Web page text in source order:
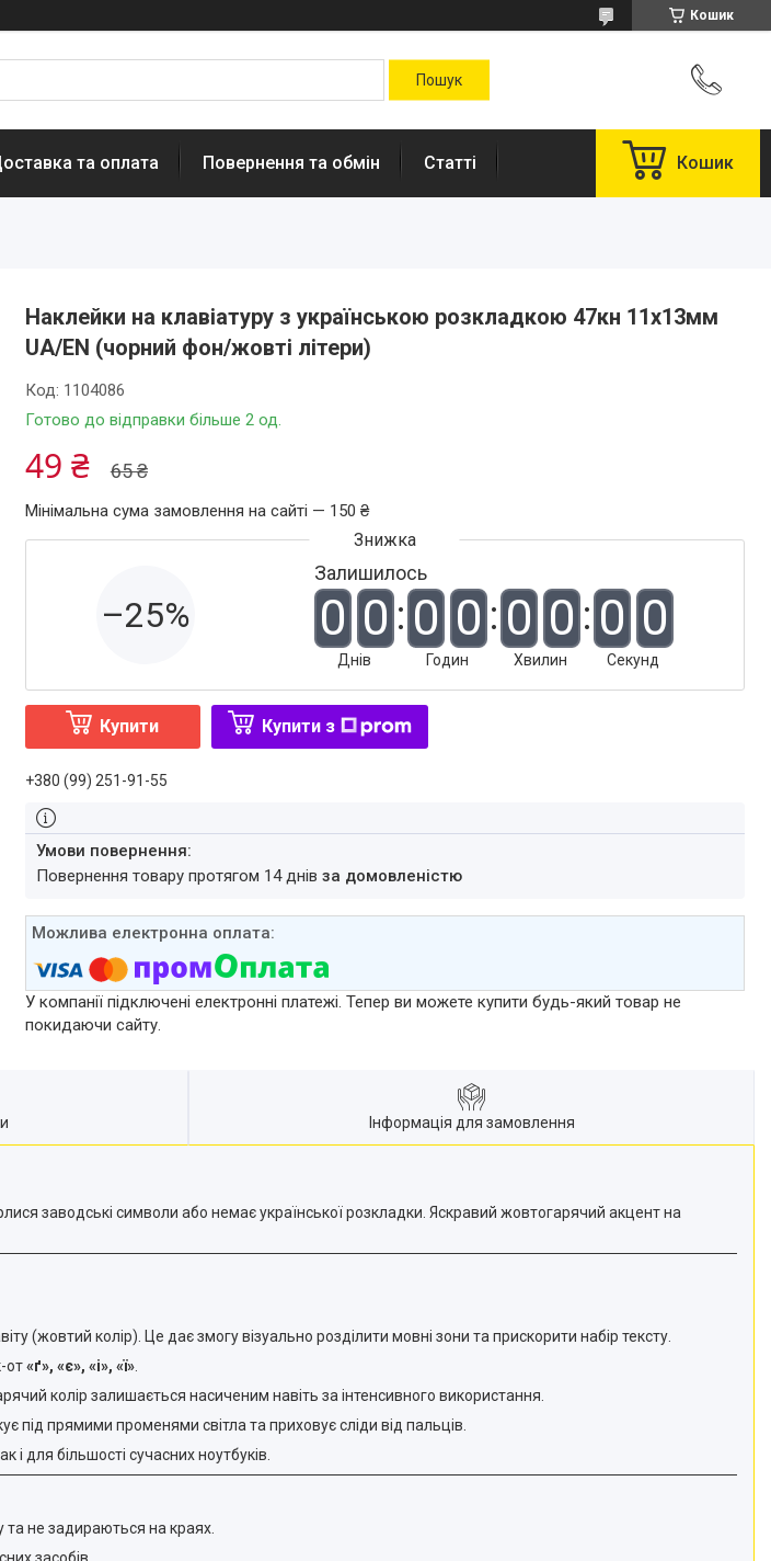
Кошик
та оплата Повернення та обмін Статті Кошик
Наклейки на клавіатуру з українською розкладкою 47кн 11х13мм
UA/EN (чорний фон/жовті літери)
Готово до відправки більше 2 од.
Код: 1104086
65 ₴
49 ₴
Мінімальна сума замовлення на сайті — 150 ₴
–25%
Залишилось
0 0
Днів
0 0
Годин
0 0
Хвилин
0 0
Секунд
Купити Купити з
+380 (99) 251-91-55
повернення товару протягом 14 днів за домовленістю
У компанії підключені електронні платежі. Тепер ви можете купити будь-який товар не
покидаючи сайту.
Інформація для замовлення
заводські символи або немає української розкладки. Яскравий жовтогарячий акцент на
(жовтий колір). Це дає змогу візуально розділити мовні зони та прискорити набір тексту.
от«ґ», «є», «і», «ї»
колір залишається насиченим навіть за інтенсивного використання.
під прямими променями світла та приховує сліди від пальців.
для більшості сучасних ноутбуків.
та не задираються на краях.